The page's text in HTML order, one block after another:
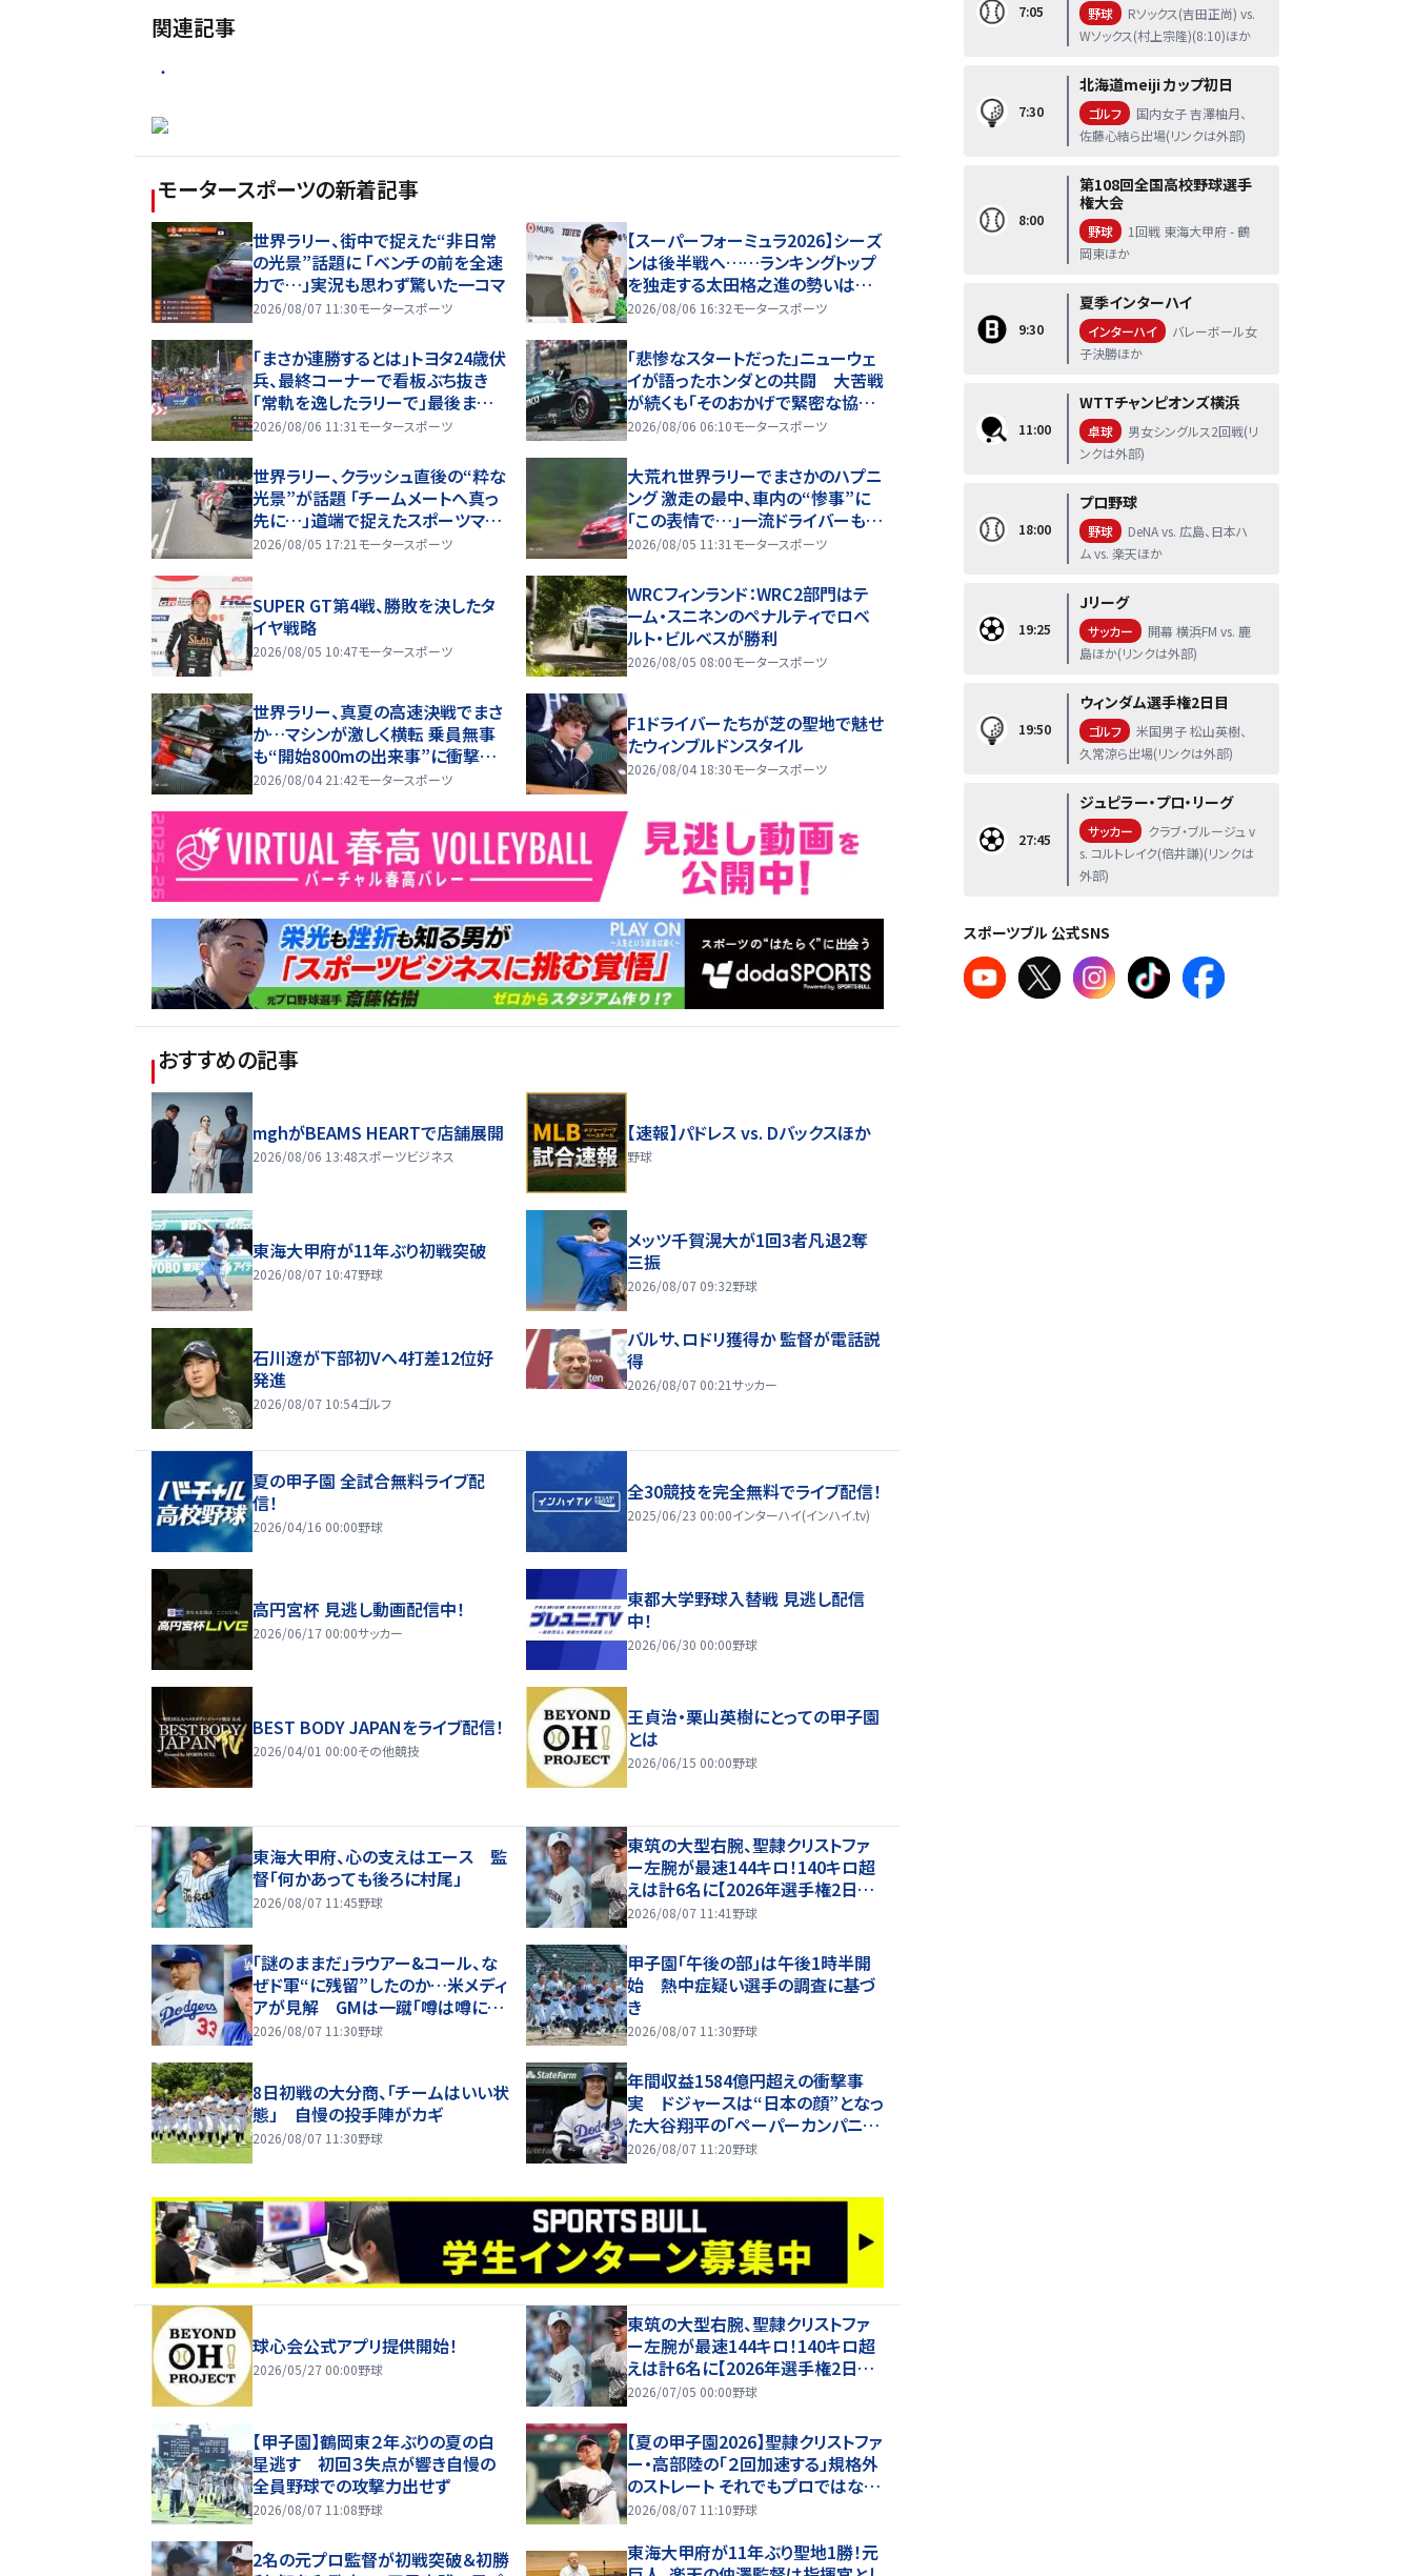
関連記事
モータースポーツの新着記事
世界ラリー、街中で捉えた“非日常
の光景”話題に 「ベンチの前を全速
力で…」実況も思わず驚いた一コマ
2026/08/07 11:30モータースポーツ
【スーパーフォーミュラ2026】シーズ
ンは後半戦へ……ランキングトップ
を独走する太田格之進の勢いは続く
のか
2026/08/06 16:32モータースポーツ
「まさか連勝するとは」トヨタ24歳伏
兵、最終コーナーで看板ぶち抜き
「常軌を逸したラリーで」最後ま
で“全開”貫き躍動
2026/08/06 11:31 モータースポーツ
「悲惨なスタートだった」ニューウェ
イが語ったホンダとの共闘 大苦戦
が続くも「そのおかげで緊密な協力
関係を築けた」
2026/08/06 06:10モータースポーツ
世界ラリー、クラッシュ直後の“粋な
光景”が話題 「チームメートへ真っ
先に…」道端で捉えたスポーツマン
シップに称賛の声
2026/08/05 17:21 モータースポーツ
大荒れ世界ラリーでまさかのハプニ
ング 激走の最中、車内の“惨事”に
「この表情で…」一流ドライバーも必
死の形相
2026/08/05 11:31 モータースポーツ
SUPER GT第4戦、勝敗を決したタ
イヤ戦略
2026/08/05 10:47モータースポーツ
WRCフィンランド：WRC2部門はテ
ーム・スニネンのペナルティでロベ
ルト・ビルベスが勝利
2026/08/05 08:00モータースポーツ
世界ラリー、真夏の高速決戦でまさ
か…マシンが激しく横転 乗員無事
も“開始800mの出来事”に衝撃走
る
2026/08/04 21:42モータースポーツ
F1ドライバーたちが芝の聖地で魅せ
たウィンブルドンスタイル
2026/08/04 18:30モータースポーツ
おすすめの記事
mghがBEAMS HEARTで店舗展開
2026/08/06 13:48スポーツビジネス
【速報】パドレス vs. Dバックスほか
野球
東海大甲府が11年ぶり初戦突破
2026/08/07 10:47野球
メッツ千賀滉大が1回3者凡退2奪
三振
2026/08/07 09:32野球
石川遼が下部初Vへ4打差12位好
発進
2026/08/07 10:54ゴルフ
バルサ、ロドリ獲得か 監督が電話説
得
2026/08/07 00:21サッカー
夏の甲子園 全試合無料ライブ配
信！
2026/04/16 00:00野球
全30競技を完全無料でライブ配信！
2025/06/23 00:00インターハイ(インハイ.tv)
高円宮杯 見逃し動画配信中！
2026/06/17 00:00サッカー
東都大学野球入替戦 見逃し配信
中！
2026/06/30 00:00野球
BEST BODY JAPANをライブ配信！
2026/04/01 00:00その他競技
王貞治・栗山英樹にとっての甲子園
とは
2026/06/15 00:00野球
東海大甲府、心の支えはエース 監
督「何かあっても後ろに村尾」
2026/08/07 11:45野球
東筑の大型右腕、聖隷クリストファ
ー左腕が最速144キロ！140キロ超
えは計6名に【2026年選手権2日目・
球速一覧】
2026/08/07 11:41 野球
「謎のままだ」ラウアー&コール、な
ぜド軍“に残留”したのか…米メディ
アが見解 GMは一蹴「噂は噂に過
ぎない」
2026/08/07 11:30野球
甲子園「午後の部」は午後1時半開
始 熱中症疑い選手の調査に基づ
き
2026/08/07 11:30野球
8日初戦の大分商、「チームはいい状
態」 自慢の投手陣がカギ
2026/08/07 11:30野球
年間収益1584億円超えの衝撃事
実 ドジャースは“日本の顔”となっ
た大谷翔平の「ペーパーカンパニ
ー」 米記者が指摘した異次元の
2026/08/07 11:20野球
球心会公式アプリ提供開始！
2026/05/27 00:00野球
東筑の大型右腕、聖隷クリストファ
ー左腕が最速144キロ！140キロ超
えは計6名に【2026年選手権2日目・
球速一覧】
2026/07/05 00:00野球
【甲子園】鶴岡東２年ぶりの夏の白
星逃す 初回３失点が響き自慢の
全員野球での攻撃力出せず
2026/08/07 11:08野球
【夏の甲子園2026】聖隷クリストファ
ー・高部陸の「２回加速する」規格外
のストレート それでもプロではなく
大学進学を選ぶ理由
2026/08/07 11:10野球
2名の元プロ監督が初戦突破＆初勝
東海大甲府が11年ぶり聖地1勝！元
7:05 野球
Rソックス(吉田正尚) vs.
Wソックス(村上宗隆)(8:10)ほか
7:30
北海道meiji カップ初日
ゴルフ
国内女子 吉澤柚月、
佐藤心結ら出場(リンクは外部)
8:00
第108回全国高校野球選手
権大会
野球
1回戦 東海大甲府 - 鶴
岡東ほか
9:30
夏季インターハイ
インターハイ
バレーボール女
子決勝ほか
11:00
WTTチャンピオンズ横浜
卓球
男女シングルス2回戦(リ
ンクは外部)
18:00
プロ野球
野球
DeNA vs. 広島、日本ハ
ム vs. 楽天ほか
19:25
Jリーグ
サッカー
開幕 横浜FM vs. 鹿
島ほか(リンクは外部)
19:50
ウィンダム選手権2日目
ゴルフ
米国男子 松山英樹、
久常涼ら出場(リンクは外部)
27:45
ジュピラー・プロ・リーグ
サッカー
クラブ・ブルージュ v
s. コルトレイク(倍井謙)(リンクは
外部)
スポーツブル 公式SNS